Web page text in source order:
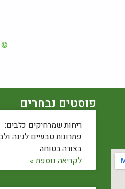
© 2026 טבעי לכלב. כל הזכויות שמורות.
פוסטים נבחרים
ריחות שמרחיקים כלבים:
פתרונות טבעיים לגינה
בצורה בטוחה
לקריאה נוספת »